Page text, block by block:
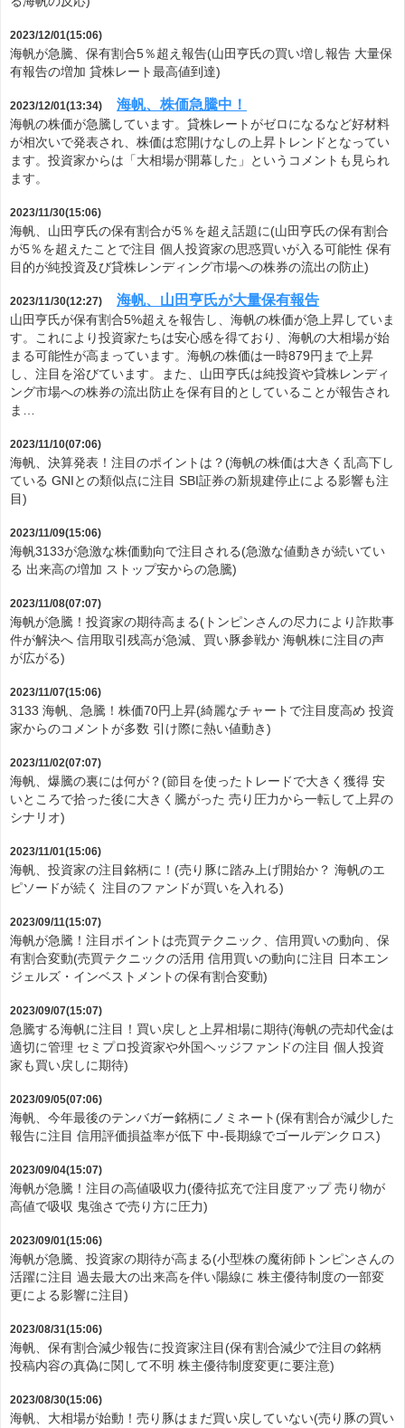
2023/12/01(15:06)
海帆が急騰、保有割合5％超え報告(山田亨氏の買い増し報告 大量保
有報告の増加 貸株レート最高値到達)
2023/12/01(13:34) 海帆、株価急騰中！
海帆の株価が急騰しています。貸株レートがゼロになるなど好材料
が相次いで発表され、株価は窓開けなしの上昇トレンドとなってい
ます。投資家からは「大相場が開幕した」というコメントも見られ
ます。
2023/11/30(15:06)
海帆、山田亨氏の保有割合が5％を超え話題に(山田亨氏の保有割合
が5％を超えたことで注目 個人投資家の思惑買いが入る可能性 保有
目的が純投資及び貸株レンディング市場への株券の流出の防止)
2023/11/30(12:27) 海帆、山田亨氏が大量保有報告
山田亨氏が保有割合5%超えを報告し、海帆の株価が急上昇していま
す。これにより投資家たちは安心感を得ており、海帆の大相場が始
まる可能性が高まっています。海帆の株価は一時879円まで上昇
し、注目を浴びています。また、山田亨氏は純投資や貸株レンディ
ング市場への株券の流出防止を保有目的としていることが報告され
ま…
2023/11/10(07:06)
海帆、決算発表！注目のポイントは？(海帆の株価は大きく乱高下し
ている GNIとの類似点に注目 SBI証券の新規建停止による影響も注
目)
2023/11/09(15:06)
海帆3133が急激な株価動向で注目される(急激な値動きが続いてい
る 出来高の増加 ストップ安からの急騰)
2023/11/08(07:07)
海帆が急騰！投資家の期待高まる(トンピンさんの尽力により詐欺事
件が解決へ 信用取引残高が急減、買い豚参戦か 海帆株に注目の声
が広がる)
2023/11/07(15:06)
3133 海帆、急騰！株価70円上昇(綺麗なチャートで注目度高め 投資
家からのコメントが多数 引け際に熱い値動き)
2023/11/02(07:07)
海帆、爆騰の裏には何が？(節目を使ったトレードで大きく獲得 安
いところで拾った後に大きく騰がった 売り圧力から一転して上昇の
シナリオ)
2023/11/01(15:06)
海帆、投資家の注目銘柄に！(売り豚に踏み上げ開始か？ 海帆のエ
ピソードが続く 注目のファンドが買いを入れる)
2023/09/11(15:07)
海帆が急騰！注目ポイントは売買テクニック、信用買いの動向、保
有割合変動(売買テクニックの活用 信用買いの動向に注目 日本エン
ジェルズ・インベストメントの保有割合変動)
2023/09/07(15:07)
急騰する海帆に注目！買い戻しと上昇相場に期待(海帆の売却代金は
適切に管理 セミプロ投資家や外国ヘッジファンドの注目 個人投資
家も買い戻しに期待)
2023/09/05(07:06)
海帆、今年最後のテンバガー銘柄にノミネート(保有割合が減少した
報告に注目 信用評価損益率が低下 中-長期線でゴールデンクロス)
2023/09/04(15:07)
海帆が急騰！注目の高値吸収力(優待拡充で注目度アップ 売り物が
高値で吸収 鬼強さで売り方に圧力)
2023/09/01(15:06)
海帆が急騰、投資家の期待が高まる(小型株の魔術師トンピンさんの
活躍に注目 過去最大の出来高を伴い陽線に 株主優待制度の一部変
更による影響に注目)
2023/08/31(15:06)
海帆、保有割合減少報告に投資家注目(保有割合減少で注目の銘柄
投稿内容の真偽に関して不明 株主優待制度変更に要注意)
2023/08/30(15:06)
海帆、大相場が始動！売り豚はまだ買い戻していない(売り豚の買い